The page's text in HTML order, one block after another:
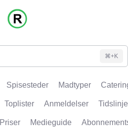
⌘+K
Spisesteder Madtyper
Toplister Anmeldelser Tidslinje
Priser Medieguide